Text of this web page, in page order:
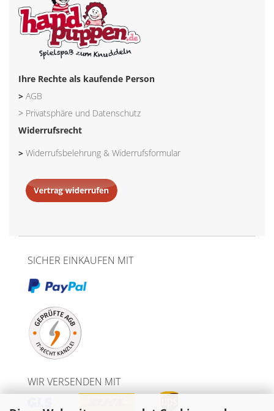
Ihre Rechte als kaufende Person
> AGB
> Privatsphäre und Datenschutz
Widerrufsrecht
> Widerrufsbelehrung & Widerrufsformular
SICHER EINKAUFEN MIT
WIR VERSENDEN MIT